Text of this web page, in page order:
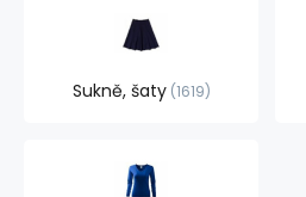
Sukně, šaty 1619